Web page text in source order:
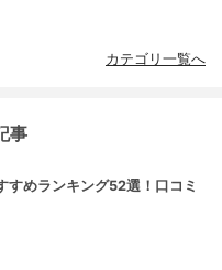
カテゴリ一覧へ
事
すめランキング52選！口コミ